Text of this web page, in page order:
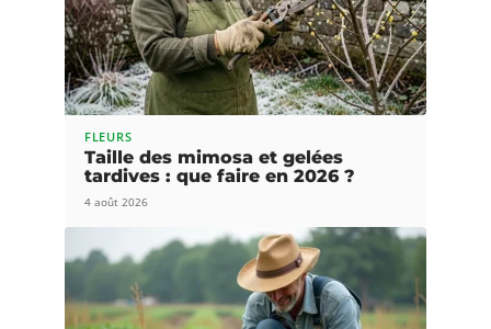
FLEURS
Taille des mimosa et gelées
tardives : que faire en 2026 ?
4 août 2026